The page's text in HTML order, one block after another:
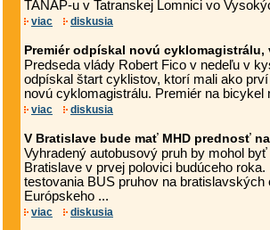
TANAP-u v Tatranskej Lomnici vo
viac diskusia
Premiér odpískal novú
Predseda vlády Robert Fico v nedeľu v
odpískal štart cyklistov, ktorí mali ako
novú cyklomagistrálu. Premiér na bicykel
viac diskusia
V Bratislave bude mať MHD prednosť
Vyhradený autobusový pruh by mohol
Bratislave v prvej polovici budúceho
testovania BUS pruhov na bratislavských
Európskeho ...
viac diskusia